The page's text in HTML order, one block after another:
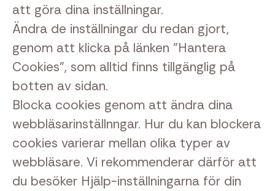
att göra dina inställningar.
Ändra de inställningar du redan gjort,
genom att klicka på länken "Hantera
Cookies", som alltid finns tillgänglig på
botten av sidan.
Blocka cookies genom att ändra dina
webbläsarinställnngar. Hur du kan blockera
cookies varierar mellan olika typer av
webbläsare. Vi rekommenderar därför att
du besöker Hjälp-inställningarna för din